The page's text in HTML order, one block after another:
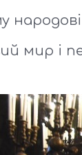
мир і